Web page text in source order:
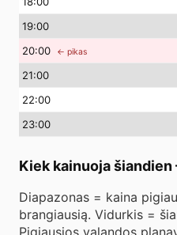
19:00
20:00 ← pikas
21:00
22:00
23:00
Kiek kainuoja šiandien
Diapazonas = kaina
brangiausią. Vidurkis =
Pigiausios valandos